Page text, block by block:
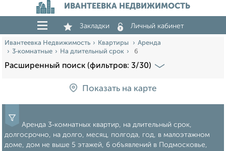
ИВАНТЕЕВКА НЕДВИЖИМОСТЬ
Закладки Личный кабинет
Ивантеевка Недвижимость Квартиры
Аренда
3‑комнатные
На длительный срок 6
Расширенный поиск (фильтров: 3/30)
Показать на карте
Аренда 3‑комнатных квартир, на длительный срок,
долгосрочно, на долго, месяц, полгода, год, в малоэтажном
доме, дом не выше 5 этажей, 6 объявлений в Подмосковье,